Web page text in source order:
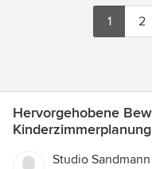
1 2
Hervorgehobene
Studio Sandmann